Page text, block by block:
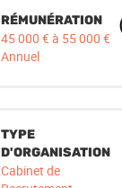
RÉMUNÉRATION
45 000 € à 55 000 €
Annuel
TYPE
D'ORGANISATION
Cabinet de